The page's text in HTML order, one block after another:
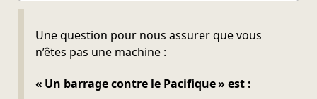
Une question pour nous assurer que vous
n’êtes pas une machine :
« Un barrage contre le Pacifique » est :
Ne pas remplir